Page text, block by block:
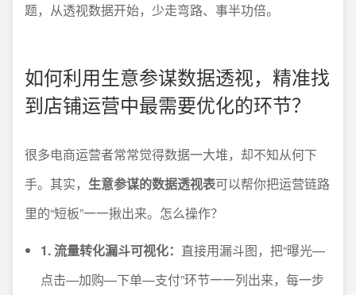
题，从透视数据开始，少走弯路、事半功倍。
如何利用生意参谋数据透视，精准找
到店铺运营中最需要优化的环节？
很多电商运营者常常觉得数据一大堆，却不知从何下
手。其实， 生意参谋的数据透视表可以帮你把运营链路
里的“短板”一一揪出来。怎么操作？
1. 流量转化漏斗可视化： 直接用漏斗图，把“曝光—
点击—加购—下单—支付”环节一一列出来，每一步